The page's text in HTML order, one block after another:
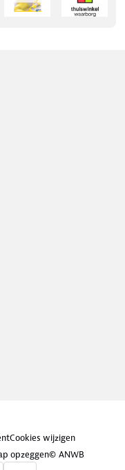
Cookies wijzigen
opzeggen© ANWB